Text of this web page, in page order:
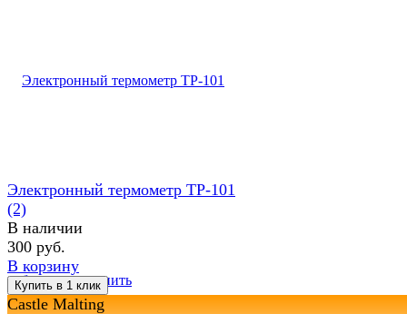
избранное сравнить
Электронный термометр TP-101
(2)
В наличии
300 руб.
В корзину
Castle Malting